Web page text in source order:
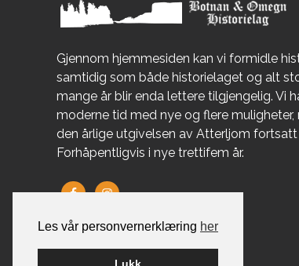
Les vår personvernerklæring her
Gjennom hjemmesiden kan vi formidle
samtidig som både historielaget og alt
mange år blir enda lettere tilgjengelig. Vi
moderne tid med nye og flere
den årlige utgivelsen av Atterljom
Forhåpentligvis i nye trettifem år.